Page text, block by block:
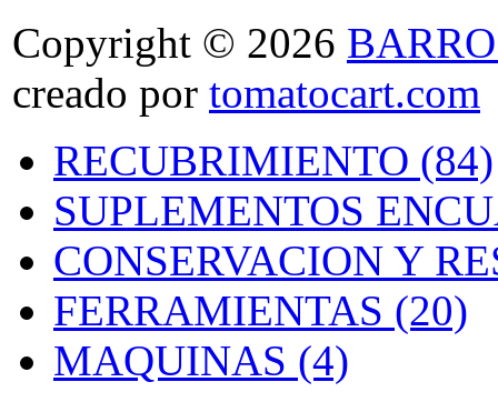
Copyright © 2026
creado por tomatocart.com
RECUBRIMIENTO (84)
SUPLEMENTOS
CONSERVACION Y
FERRAMIENTAS (20)
MAQUINAS (4)